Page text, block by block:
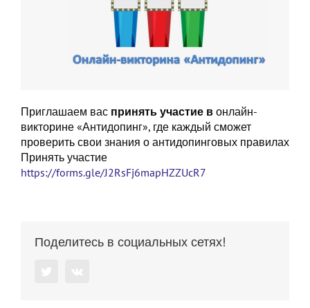
Приглашаем вас принять участие в онлайн-
викторине «Антидопинг», где каждый сможет
проверить свои знания о антидопинговых правилах
Принять участие
https://forms.gle/J2RsFj6mapHZZUcR7
Поделитесь в социальных сетях!